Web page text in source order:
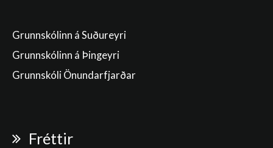
Grunnskólinn á Suðureyri
Grunnskólinn á Þingeyri
Grunnskóli Önundarfjarðar
Fréttir